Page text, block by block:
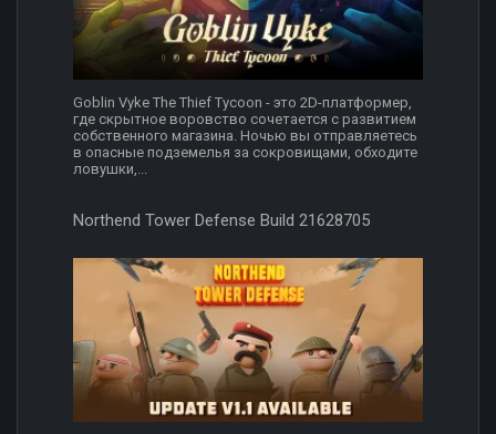
Goblin Vyke The Thief Tycoon - это 2D-платформер,
где скрытное воровство сочетается с развитием
собственного магазина. Ночью вы отправляетесь
в опасные подземелья за сокровищами, обходите
ловушки,...
Northend Tower Defense Build 21628705